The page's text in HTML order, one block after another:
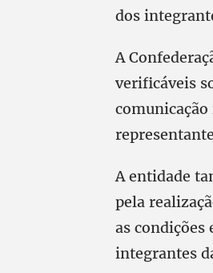
dos
A
verificáveis
A entidade
pela
as condições
integrantes